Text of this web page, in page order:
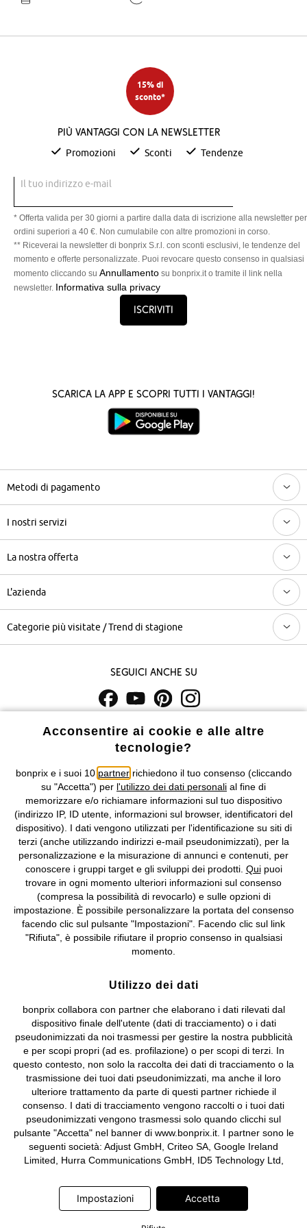
15% di
sconto*
Più vantaggi con la newsletter
Promozioni Sconti Tendenze
Il tuo indirizzo e-mail
* Offerta valida per 30 giorni a partire dalla data di iscrizione alla newsletter per
ordini superiori a 40 €. Non cumulabile con altre promozioni in corso.
** Riceverai la newsletter di bonprix S.r.l. con sconti esclusivi, le tendenze del
momento e offerte personalizzate. Puoi revocare questo consenso in qualsiasi
momento cliccando su Annullamento su bonprix.it o tramite il link nella
newsletter. Informativa sulla privacy
Iscriviti
Scarica la App e scopri tutti i vantaggi!
Metodi di pagamento
I nostri servizi
La nostra offerta
L'azienda
Categorie più visitate / Trend di stagione
Seguici anche su
I prezzi sono IVA inclusa. Non includonole spese di spedizione e i
costi di servizio.
Condizioni di vendita Accessibilità
Informativa privacy e cookie Gestione dei cookie
Informazioni legali Diritto di recesso
© 2026 bonprix.
Tutti i diritti riservati.
bonprix S.r.l. con socio unico, sede legale: via Adua 33 - 13855
Valdengo (BI) C.F. 01510910027 - P.I. 01939830020, Reg. Imprese di
Biella n. 01510910027, R.E.A. BI - 171345, N. Reg. Pile:
IT09060P00000858, N. Reg. AEE: IT08020000002105 Capitale
Sociale: euro 1.000.000 i.v, Società soggetta all'attività di direzione
e coordinamento di bonprix Beteiligungs -Verwaltungsgesellschaft
Acconsentire ai cookie e alle altre
tecnologie?
bonprix e i suoi 10 partnerrichiedono il tuo consenso (cliccando
su "Accetta") per l'utilizzo dei dati personali al fine di
memorizzare e/o richiamare informazioni sul tuo dispositivo
(indirizzo IP, ID utente, informazioni sul browser, identificatori del
dispositivo). I dati vengono utilizzati per l'identificazione su siti di
terzi (anche utilizzando indirizzi e-mail pseudonimizzati), per la
personalizzazione e la misurazione di annunci e contenuti, per
conoscere i gruppi target e gli sviluppi dei prodotti. Quipuoi
trovare in ogni momento ulteriori informazioni sul consenso
(compresa la possibilità di revocarlo) e sulle opzioni di
impostazione. È possibile personalizzare la portata del consenso
facendo clic sul pulsante "Impostazioni". Facendo clic sul link
"Rifiuta", è possibile rifiutare il proprio consenso in qualsiasi
momento.
Utilizzo dei dati
bonprix collabora con partner che elaborano i dati rilevati dal
dispositivo finale dell'utente (dati di tracciamento) o i dati
pseudonimizzati da noi trasmessi per gestire la nostra pubblicità
e per scopi propri (ad es. profilazione) o per scopi di terzi. In
questo contesto, non solo la raccolta dei dati di tracciamento o la
trasmissione dei tuoi dati pseudonimizzati, ma anche il loro
ulteriore trattamento da parte di questi partner richiede il
consenso. I dati di tracciamento vengono raccolti o i tuoi dati
pseudonimizzati vengono trasmessi solo quando clicchi sul
pulsante "Accetta" nel banner di www.bonprix.it. I partner sono le
seguenti società: Adjust GmbH, Criteo SA, Google Ireland
Limited, Hurra Communications GmbH, ID5 Technology Ltd,
Limited, Pinterest Europe Limited, RTB-House GmbH, TikTok
Information Technologies UK Limited. Ulteriori informazioni sul
Impostazioni Accetta